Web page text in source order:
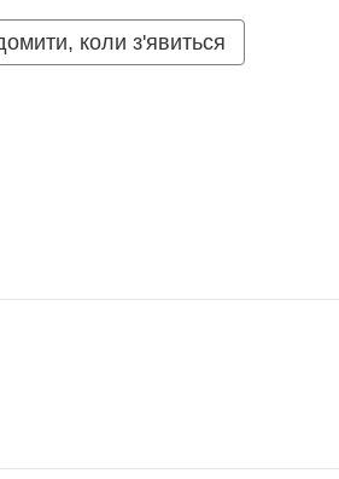
коли з'явиться